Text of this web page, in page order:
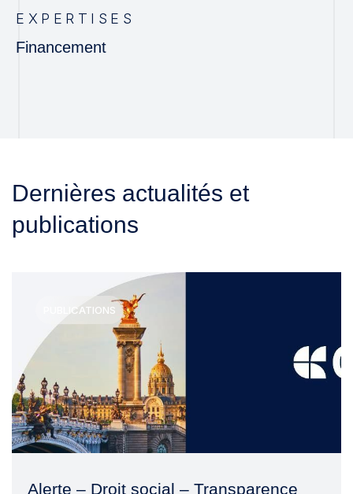
EXPERTISES
Financement
Dernières actualités et
publications
PUBLICATIONS
Alerte – Droit social – Transparence